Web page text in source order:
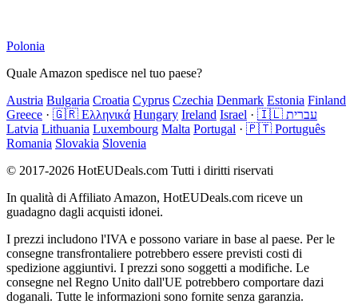
Polonia
Quale Amazon spedisce nel tuo paese?
Austria Bulgaria Croatia Cyprus Czechia Denmark Estonia Finland
Greece · 🇬🇷 Ελληνικά Hungary Ireland Israel ·
🇮🇱 עברית
Latvia Lithuania Luxembourg Malta Portugal · 🇵🇹 Português
Romania Slovakia Slovenia
© 2017-2026 HotEUDeals.com Tutti i diritti riservati
In qualità di Affiliato Amazon, HotEUDeals.com riceve un
guadagno dagli acquisti idonei.
I prezzi includono l'IVA e possono variare in base al paese. Per le
consegne transfrontaliere potrebbero essere previsti costi di
spedizione aggiuntivi. I prezzi sono soggetti a modifiche. Le
consegne nel Regno Unito dall'UE potrebbero comportare dazi
doganali. Tutte le informazioni sono fornite senza garanzia.